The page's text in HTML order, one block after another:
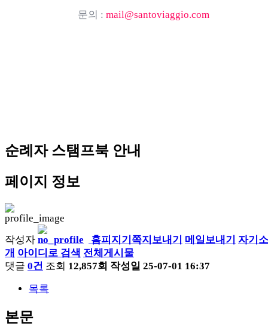
문의 : mail@santoviaggio.com
순례자 스탬프북 안내
페이지 정보
작성자 홈피지기 쪽지보내기 메일보내기
자기소
개 아이디로 검색 전체게시물
댓글 0건 조회 12,857회 작성일 25-07-01 16:37
목록
본문